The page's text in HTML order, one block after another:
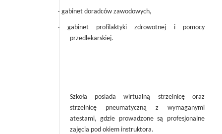
· gabinet doradców zawodowych,
· gabinet profilaktyki zdrowotnej i pomocy
przedlekarskiej.
Szkoła posiada wirtualną strzelnicę oraz
strzelnicę pneumatyczną z wymaganymi
atestami, gdzie prowadzone są profesjonalne
zajęcia pod okiem instruktora.